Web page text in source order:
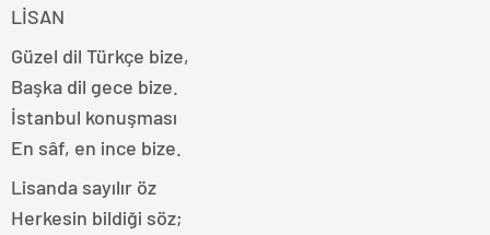
LİSAN
Güzel dil Türkçe bize,
Başka dil gece bize.
İstanbul konuşması
En sâf, en ince bize.
Lisanda sayılır öz
Herkesin bildiği söz;